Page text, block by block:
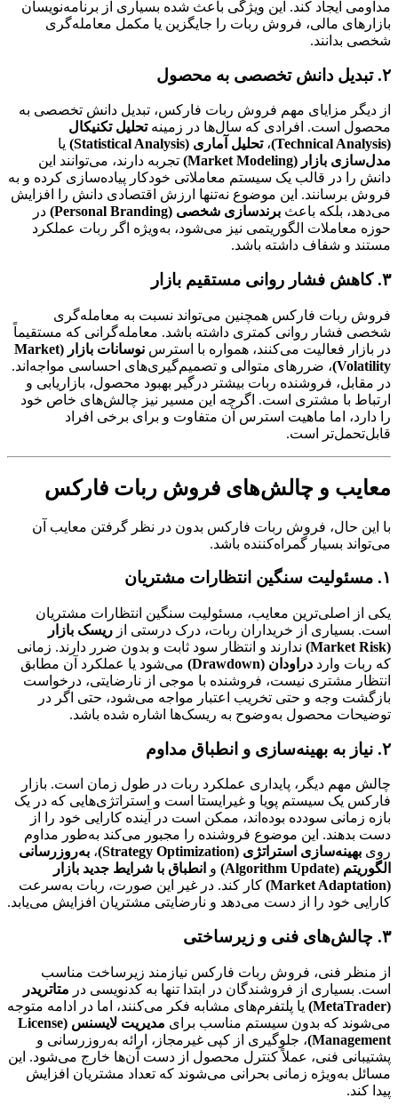
مداومی ایجاد کند. این ویژگی باعث شده بسیاری از برنامه‌نویسان
بازارهای مالی، فروش ربات را جایگزین یا مکمل معامله‌گری
شخصی بدانند.
۲. تبدیل دانش تخصصی به محصول
از دیگر مزایای مهم فروش ربات فارکس، تبدیل دانش تخصصی به
محصول است. افرادی که سال‌ها در زمینهتحلیل تکنیکال
(Technical Analysis)
،تحلیل آماری (Statistical Analysis)
یا
مدل‌سازی بازار (Market Modeling)
تجربه دارند، می‌توانند این
دانش را در قالب یک سیستم معاملاتی خودکار پیاده‌سازی کرده و به
فروش برسانند. این موضوع نه‌تنها ارزش اقتصادی دانش را افزایش
می‌دهد، بلکه باعث برندسازی شخصی (Personal Branding)
در
حوزه معاملات الگوریتمی نیز می‌شود، به‌ویژه اگر ربات عملکرد
مستند و شفاف داشته باشد.
۳. کاهش فشار روانی مستقیم بازار
فروش ربات فارکس همچنین می‌تواند نسبت به معامله‌گری
شخصی فشار روانی کمتری داشته باشد. معامله‌گرانی که مستقیماً
در بازار فعالیت می‌کنند، همواره با استرس
نوسانات بازار (Market
Volatility) ، ضررهای متوالی و تصمیم‌گیری‌های احساسی مواجه‌اند.
در مقابل، فروشنده ربات بیشتر درگیر بهبود محصول، بازاریابی و
ارتباط با مشتری است. اگرچه این مسیر نیز چالش‌های خاص خود
را دارد، اما ماهیت استرس آن متفاوت و برای برخی افراد
قابل‌تحمل‌تر است.
معایب و چالش‌های فروش ربات فارکس
با این حال، فروش ربات فارکس بدون در نظر گرفتن معایب آن
می‌تواند بسیار گمراه‌کننده باشد.
۱. مسئولیت سنگین انتظارات مشتریان
یکی از اصلی‌ترین معایب، مسئولیت سنگین انتظارات مشتریان
است. بسیاری از خریداران ربات، درک درستی از ریسک بازار
(Market Risk)
ندارند و انتظار سود ثابت و بدون ضرر دارند. زمانی
که ربات وارد دراودان (Drawdown)
می‌شود یا عملکرد آن مطابق
انتظار مشتری نیست، فروشنده با موجی از نارضایتی، درخواست
بازگشت وجه و حتی تخریب اعتبار مواجه می‌شود، حتی اگر در
توضیحات محصول به‌وضوح به ریسک‌ها اشاره شده باشد.
۲. نیاز به بهینه‌سازی و انطباق مداوم
چالش مهم دیگر، پایداری عملکرد ربات در طول زمان است. بازار
فارکس یک سیستم پویا و غیرایستا است و استراتژی‌هایی که در یک
بازه زمانی سودده بوده‌اند، ممکن است در آینده کارایی خود را از
دست بدهند. این موضوع فروشنده را مجبور می‌کند به‌طور مداوم
روی بهینه‌سازی استراتژی (Strategy Optimization) ، به‌روزرسانی
الگوریتم (Algorithm Update)
و انطباق با شرایط جدید بازار
(Market Adaptation)
کار کند. در غیر این صورت، ربات به‌سرعت
کارایی خود را از دست می‌دهد و نارضایتی مشتریان افزایش می‌یابد.
۳. چالش‌های فنی و زیرساختی
از منظر فنی، فروش ربات فارکس نیازمند زیرساخت مناسب
است. بسیاری از فروشندگان در ابتدا تنها به کدنویسی در متاتریدر
(MetaTrader)
یا پلتفرم‌های مشابه فکر می‌کنند، اما در ادامه متوجه
می‌شوند که بدون سیستم مناسب برای
مدیریت لایسنس (License
Management) ، جلوگیری از کپی غیرمجاز، ارائه به‌روزرسانی و
پشتیبانی فنی، عملاً کنترل محصول از دست آن‌ها خارج می‌شود. این
مسائل به‌ویژه زمانی بحرانی می‌شوند که تعداد مشتریان افزایش
پیدا کند.